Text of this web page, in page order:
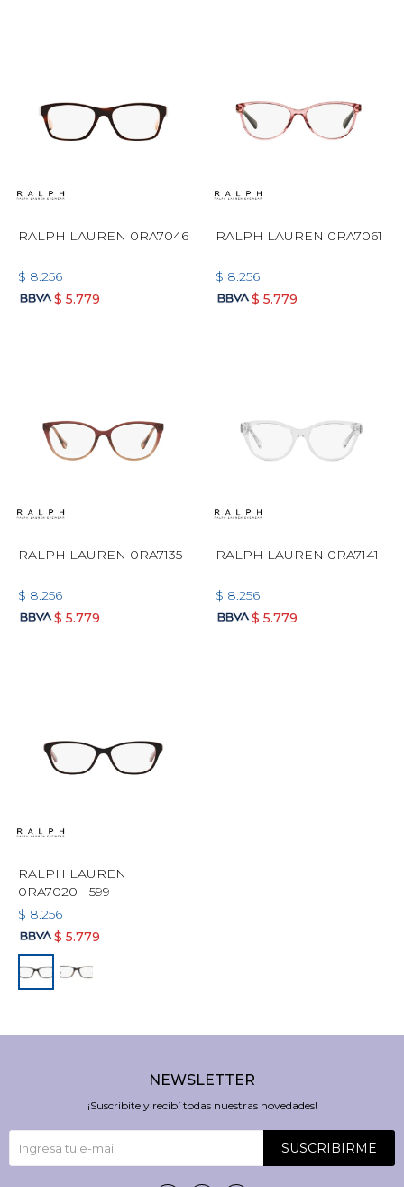
RALPH LAUREN 0RA7046
$ 8.256
$ 5.779
RALPH LAUREN 0RA7061
$ 8.256
$ 5.779
RALPH LAUREN 0RA7135
$ 8.256
$ 5.779
RALPH LAUREN 0RA7141
$ 8.256
$ 5.779
RALPH LAUREN
0RA7020 - 599
$ 8.256
$ 5.779
NEWSLETTER
¡Suscribite y recibí todas nuestras novedades!
SUSCRIBIRME